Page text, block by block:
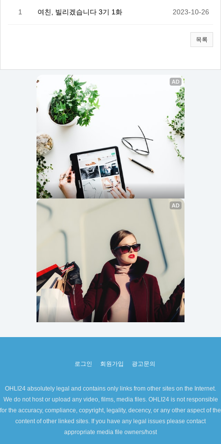
1 여친, 빌리겠습니다 3기 1화 2023-10-26
목록
로그인 회원가입 광고문의
OHLI24 absolutely legal and contains only links from other sites on the Internet.
We do not host or upload any video, films, media files. OHLI24 is not responsible
for the accuracy, compliance, copyright, legality, decency, or any other aspect of the
content of other linked sites. If you have any legal issues please contact
appropriate media file owners/host